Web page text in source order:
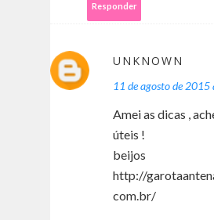
Responder
UNKNOWN
11 de agosto de 2015
Amei as dicas ,
úteis !
beijos
http://
com.br/